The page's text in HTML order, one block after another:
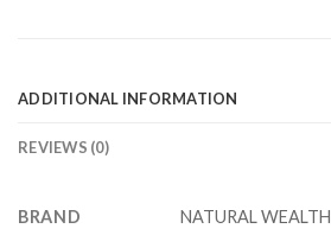
ADDITIONAL INFORMATION
REVIEWS (0)
BRAND NATURAL WEALTH